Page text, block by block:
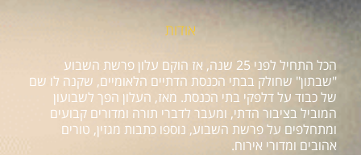
אודות
הכל התחיל לפני 25 שנה, אז הוקם עלון פרשת השבוע
"שבתון" שחולק בבתי הכנסת הדתיים הלאומיים, שקנה לו שם
של כבוד על דלפקי בתי הכנסת. מאז, העלון הפך לשבועון
המוביל בציבור הדתי, ומעבר לדברי תורה ומדורים קבועים
ומתחלפים על פרשת השבוע, נוספו כתבות מגזין, טורים
אהובים ומדורי אירוח.